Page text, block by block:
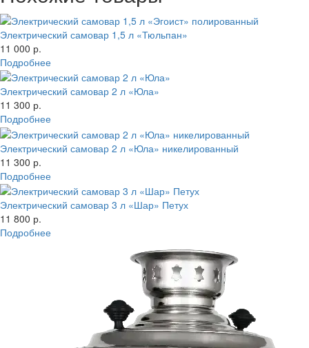
Электрический самовар 1,5 л «Тюльпан»
11 000 р.
Подробнее
Электрический самовар 2 л «Юла»
11 300 р.
Подробнее
Электрический самовар 2 л «Юла» никелированный
11 300 р.
Подробнее
Электрический самовар 3 л «Шар» Петух
11 800 р.
Подробнее